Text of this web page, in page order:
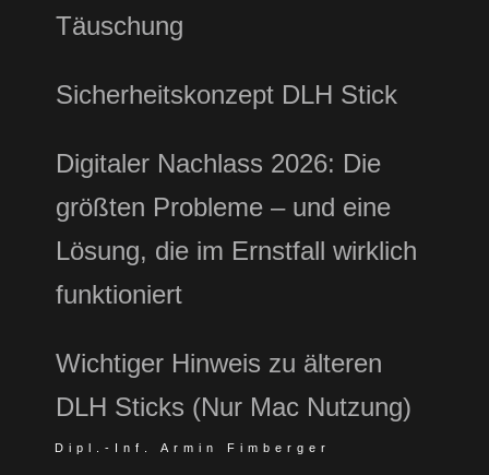
Täuschung
Sicherheitskonzept DLH Stick
Digitaler Nachlass 2026: Die
größten Probleme – und eine
Lösung, die im Ernstfall wirklich
funktioniert
Wichtiger Hinweis zu älteren
DLH Sticks (Nur Mac Nutzung)
Dipl.-Inf. Armin Fimberger